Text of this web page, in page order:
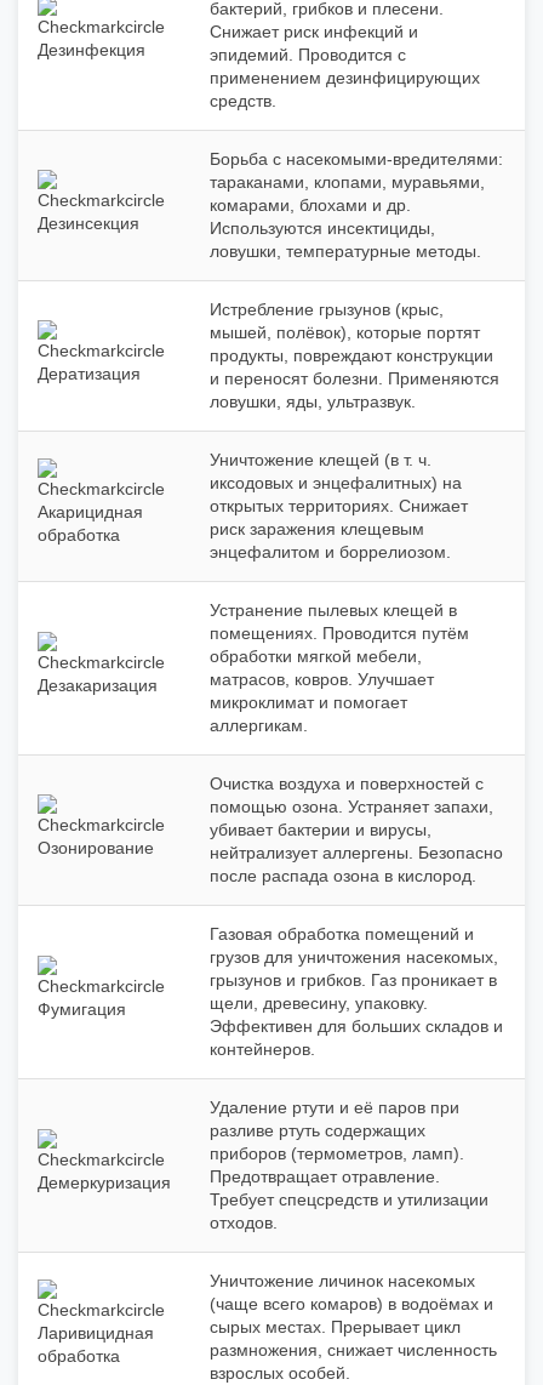
Дезинфекция
бактерий, грибков и плесени.
Снижает риск инфекций и
эпидемий. Проводится с
применением дезинфицирующих
средств.
Дезинсекция
Борьба с насекомыми‑вредителями:
тараканами, клопами, муравьями,
комарами, блохами и др.
Используются инсектициды,
ловушки, температурные методы.
Дератизация
Истребление грызунов (крыс,
мышей, полёвок), которые портят
продукты, повреждают конструкции
и переносят болезни. Применяются
ловушки, яды, ультразвук.
Акарицидная
обработка
Уничтожение клещей (в т. ч.
иксодовых и энцефалитных) на
открытых территориях. Снижает
риск заражения клещевым
энцефалитом и боррелиозом.
Дезакаризация
Устранение пылевых клещей в
помещениях. Проводится путём
обработки мягкой мебели,
матрасов, ковров. Улучшает
микроклимат и помогает
аллергикам.
Озонирование
Очистка воздуха и поверхностей с
помощью озона. Устраняет запахи,
убивает бактерии и вирусы,
нейтрализует аллергены. Безопасно
после распада озона в кислород.
Фумигация
Газовая обработка помещений и
грузов для уничтожения насекомых,
грызунов и грибков. Газ проникает в
щели, древесину, упаковку.
Эффективен для больших складов и
контейнеров.
Демеркуризация
Удаление ртути и её паров при
разливе ртуть содержащих
приборов (термометров, ламп).
Предотвращает отравление.
Требует спецсредств и утилизации
отходов.
Ларивицидная
обработка
Уничтожение личинок насекомых
(чаще всего комаров) в водоёмах и
сырых местах. Прерывает цикл
размножения, снижает численность
взрослых особей.